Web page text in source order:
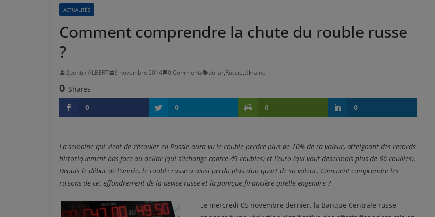
ACTUALITÉS
Comment comprendre la chute du rouble russe
?
Quentin ALBERT 9 novembre 2014 0 Comments dollar,Russie,Ukraine
0 Shares
0
0 0 0
La semaine qui vient de s’écouler en Russie aura vu le rouble perdre plus de 10% de sa valeur, atteignant des records
historiquement bas face au dollar (qui s’échange contre 49 roubles) et l’euro (qui vaut désormais plus de 60 roubles).
Depuis le début de l’année, le rouble russe a ainsi perdu plus d’un quart de sa valeur. Comment comprendre les
raisons de cet effondrement de la devise russe et la panique financière qu’elle engendre ?
Le mercredi 05 novembre dernier, la Banque Centrale russe